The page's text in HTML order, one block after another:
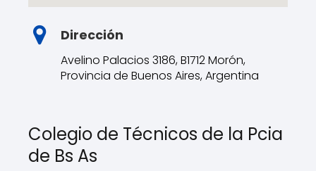
Dirección
Avelino Palacios 3186, B1712 Morón,
Provincia de Buenos Aires, Argentina
Colegio de Técnicos de la Pcia
de Bs As